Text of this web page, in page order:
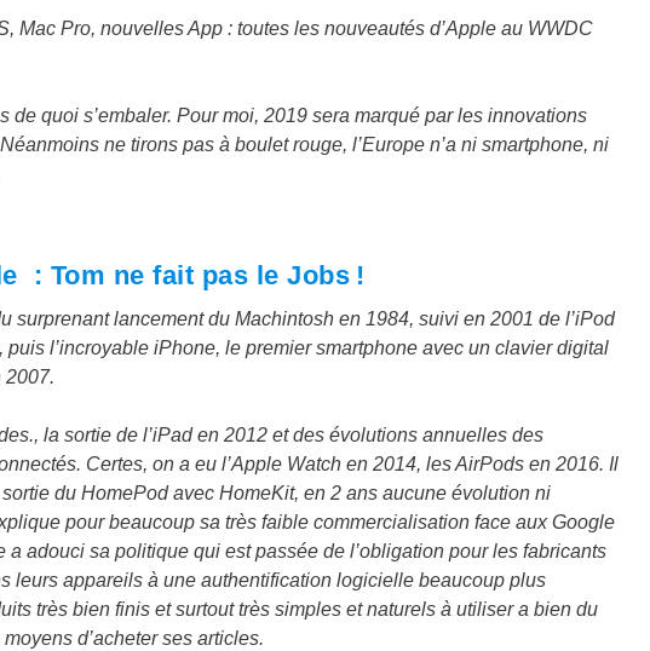
Mac Pro, nouvelles App : toutes les nouveautés d’Apple au WWDC
quoi s’embaler. Pour moi, 2019 sera marqué par les innovations
ne tirons pas à boulet rouge, l’Europe n’a ni smartphone, ni
: Tom ne fait pas le Jobs !
surprenant lancement du Machintosh en 1984, suivi en 2001 de l’iPod
l’incroyable iPhone, le premier smartphone avec un clavier digital
2007.
la sortie de l’iPad en 2012 et des évolutions annuelles des
Certes, on a eu l’Apple Watch en 2014, les AirPods en 2016. Il
du HomePod avec HomeKit, en 2 ans aucune évolution ni
pour beaucoup sa très faible commercialisation face aux Google
adouci sa politique qui est passée de l’obligation pour les fabricants
leurs appareils à une authentification logicielle beaucoup plus
très bien finis et surtout très simples et naturels à utiliser a bien du
d’acheter ses articles.